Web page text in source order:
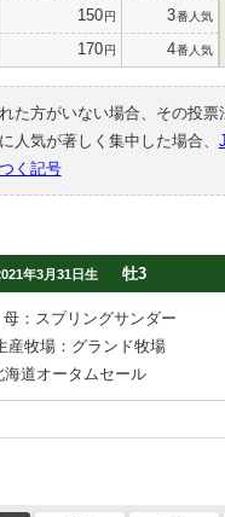
150円 3番人気
170円 4番人気
た方がいない場合、その投
人気が著しく集中した場合、
く記号
年3月31日生 牡3
母：スプリングサンダー
産牧場：グランド牧場
海道オータムセール